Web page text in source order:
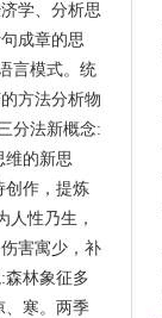
学、分析思
成章的思
言模式。统
方法分析物
分法新概念:
维的新思
创作，提炼
性乃生，
害寓少，补
森林象征多
、寒。两季